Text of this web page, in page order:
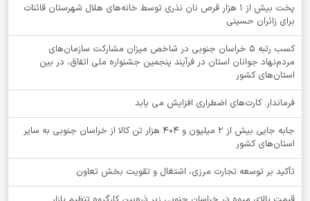
پخت بیش از 1 هزار قرص نان نذری توسط خانه‌های هلال شهرستان قائنات
برای زائران حسینی
کسب رتبه ۵ خراسان جنوبی در شاخص میزان مشارکت سازمان‌های
مردم‌نهاد جوانان استان در فرآیند پنجمین جشنواره ملی اتفاق، در بین
استان‌های کشور
فرماندار: کارت‌های اضطراری افزایش می یابد
جابه جایی بیش از 2 میلیون و 404 هزار تن کالا از خراسان جنوبی به سایر
استان‌های کشور
تأکید بر توسعه تجارت مرزی، اشتغال و تقویت بخش تعاون